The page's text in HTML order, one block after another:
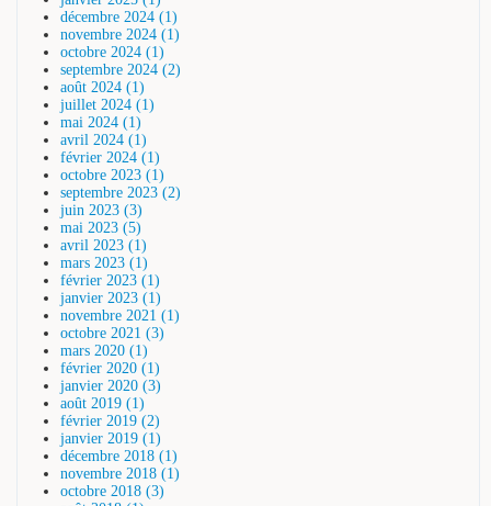
décembre 2024 (1)
novembre 2024 (1)
octobre 2024 (1)
septembre 2024 (2)
août 2024 (1)
juillet 2024 (1)
mai 2024 (1)
avril 2024 (1)
février 2024 (1)
octobre 2023 (1)
septembre 2023 (2)
juin 2023 (3)
mai 2023 (5)
avril 2023 (1)
mars 2023 (1)
février 2023 (1)
janvier 2023 (1)
novembre 2021 (1)
octobre 2021 (3)
mars 2020 (1)
février 2020 (1)
janvier 2020 (3)
août 2019 (1)
février 2019 (2)
janvier 2019 (1)
décembre 2018 (1)
novembre 2018 (1)
octobre 2018 (3)